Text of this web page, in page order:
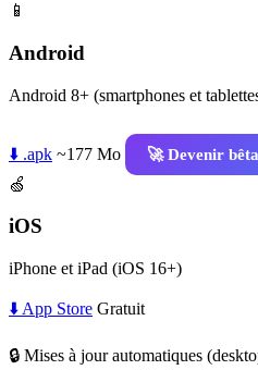
📱
Android
Android 8+ (smartphones et
⬇️ .apk ~177 Mo
🚀 Devenir
🍏
iOS
iPhone et iPad (iOS 16+)
⬇️ App Store Gratuit
🔒 Mises à jour automatiques